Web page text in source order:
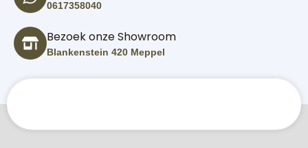
0617358040
Bezoek onze Showroom
Blankenstein 420 Meppel